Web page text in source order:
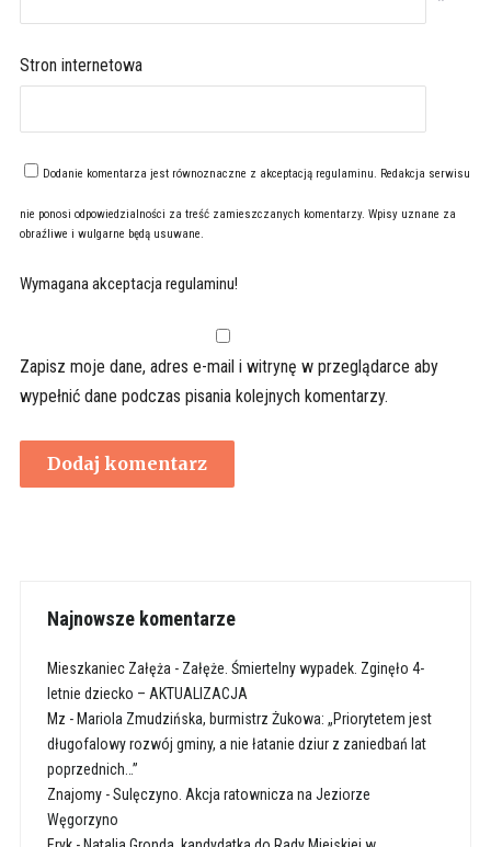
Stron internetowa
Dodanie komentarza jest równoznaczne z akceptacją regulaminu. Redakcja serwisu
nie ponosi odpowiedzialności za treść zamieszczanych komentarzy. Wpisy uznane za
obraźliwe i wulgarne będą usuwane.
Wymagana akceptacja regulaminu!
Zapisz moje dane, adres e-mail i witrynę w przeglądarce aby
wypełnić dane podczas pisania kolejnych komentarzy.
Najnowsze komentarze
Mieszkaniec Załęża - Załęże. Śmiertelny wypadek. Zginęło 4-
letnie dziecko – AKTUALIZACJA
Mz - Mariola Zmudzińska, burmistrz Żukowa: „Priorytetem jest
długofalowy rozwój gminy, a nie łatanie dziur z zaniedbań lat
poprzednich…”
Znajomy-Sulęczyno. Akcja ratownicza na Jeziorze
Węgorzyno